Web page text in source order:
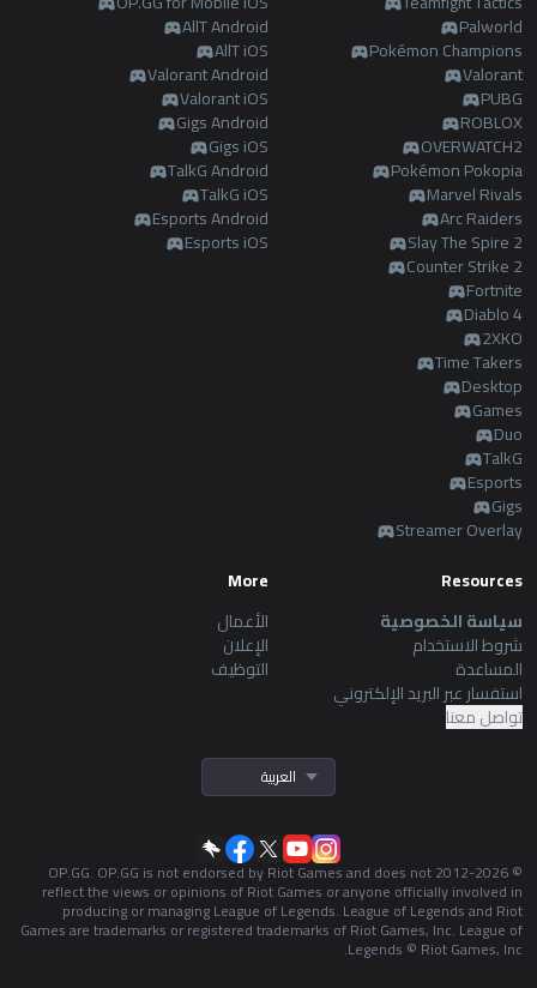
Palworld
Pokémon Champions
Valorant
PUBG
ROBLOX
OVERWATCH2
Pokémon Pokopia
Marvel Rivals
Arc Raiders
Slay The Spire 2
Counter Strike 2
Fortnite
Diablo 4
2XKO
Time Takers
Desktop
Games
Duo
TalkG
Esports
Gigs
Streamer Overlay
AllT Android
AllT iOS
Valorant Android
Valorant iOS
Gigs Android
Gigs iOS
TalkG Android
TalkG iOS
Esports Android
Esports iOS
Resources
سياسة الخصوصية
شروط الاستخدام
المساعدة
استفسار عبر البريد الإلكتروني
تواصل معنا
More
الأعمال
الإعلان
التوظيف
العربية
© 2012-
2026
OP.GG. OP.GG is not endorsed by Riot Games and does not
reflect the views or opinions of Riot Games or anyone officially involved in
producing or managing League of Legends. League of Legends and Riot
Games are trademarks or registered trademarks of Riot Games, Inc. League of
Legends © Riot Games, Inc.